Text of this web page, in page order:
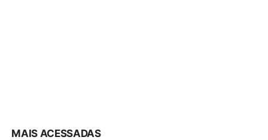
MAIS ACESSADAS